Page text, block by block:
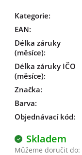
Skladem
Můžeme doručit do:
Kategorie:
EAN:
Délka záruky
(měsíce):
Délka záruky IČO
(měsíce):
Značka:
Barva:
Objednávací kód: